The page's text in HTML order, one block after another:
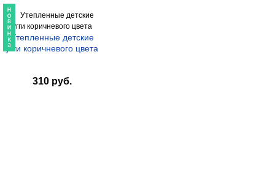
Утепленные детские
угги коричневого цвета
310 руб.